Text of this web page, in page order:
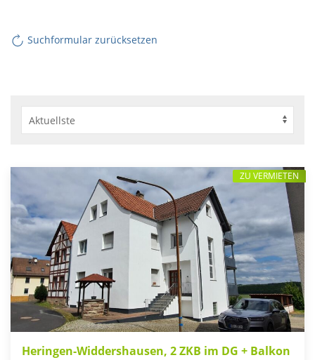
Suchformular zurücksetzen
Heringen-Widdershausen, 2 ZKB im DG + Balkon
ZU VERMIETEN